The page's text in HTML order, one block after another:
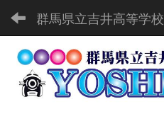
群馬県立吉井高等学校